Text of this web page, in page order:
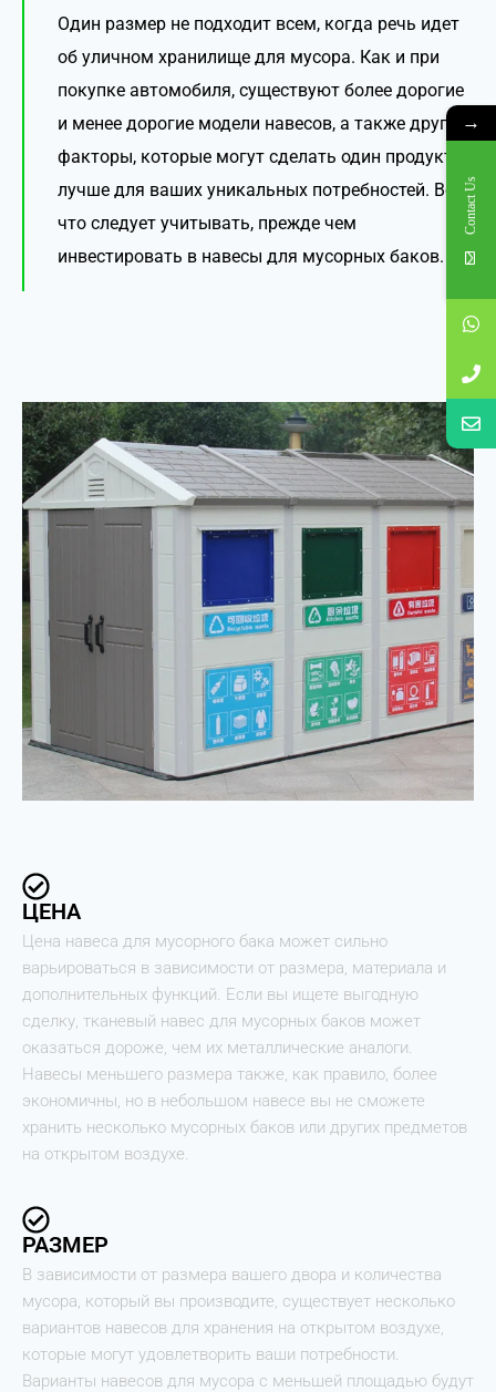
Один размер не подходит всем, когда речь идет
об уличном хранилище для мусора. Как и при
покупке автомобиля, существуют более дорогие
и менее дорогие модели навесов, а также другие
факторы, которые могут сделать один продукт
лучше для ваших уникальных потребностей. Вот
что следует учитывать, прежде чем
инвестировать в навесы для мусорных баков.
ЦЕНА
Цена навеса для мусорного бака может сильно
варьироваться в зависимости от размера, материала и
дополнительных функций. Если вы ищете выгодную
сделку, тканевый навес для мусорных баков может
оказаться дороже, чем их металлические аналоги.
Навесы меньшего размера также, как правило, более
экономичны, но в небольшом навесе вы не сможете
хранить несколько мусорных баков или других предметов
на открытом воздухе.
РАЗМЕР
В зависимости от размера вашего двора и количества
мусора, который вы производите, существует несколько
вариантов навесов для хранения на открытом воздухе,
которые могут удовлетворить ваши потребности.
Варианты навесов для мусора с меньшей площадью будут
→
Contact Us